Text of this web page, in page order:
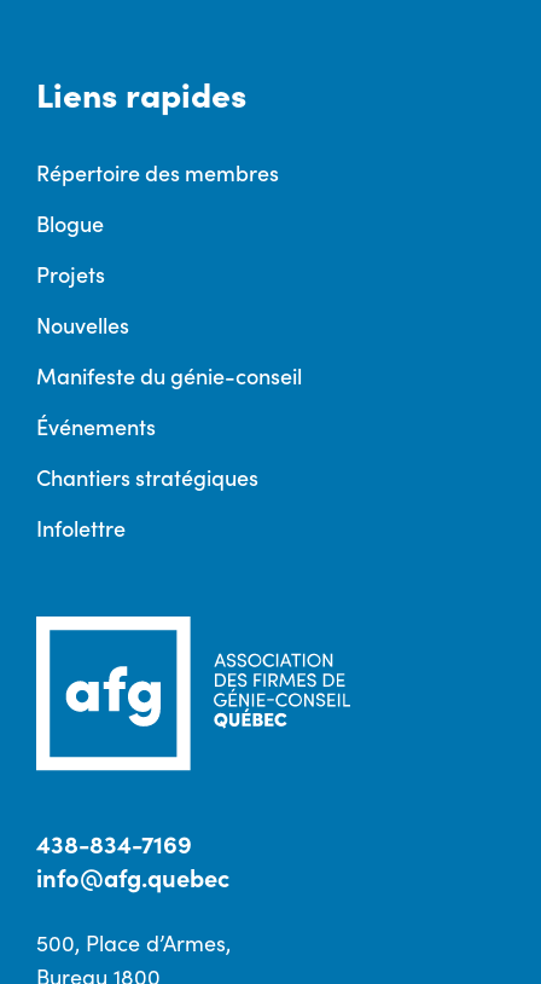
Liens rapides
Répertoire des membres
Blogue
Projets
Nouvelles
Manifeste du génie-conseil
Événements
Chantiers stratégiques
Infolettre
438-834-7169
info@afg.quebec
500, Place d’Armes,
Bureau 1800